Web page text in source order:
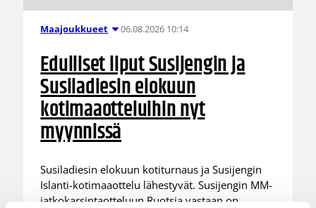
Maajoukkueet 06.08.2026 10:14
Edulliset liput Susijengin ja
Susiladiesin elokuun
kotimaaotteluihin nyt
myynnissä
Susiladiesin elokuun kotiturnaus ja Susijengin
Islanti-kotimaaottelu lähestyvät. Susijengin MM-
jatkokarsintaotteluun Ruotsia vastaan on